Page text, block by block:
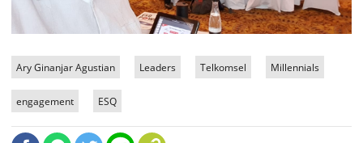
Ary Ginanjar Agustian Leaders Telkomsel Millennials
engagement ESQ